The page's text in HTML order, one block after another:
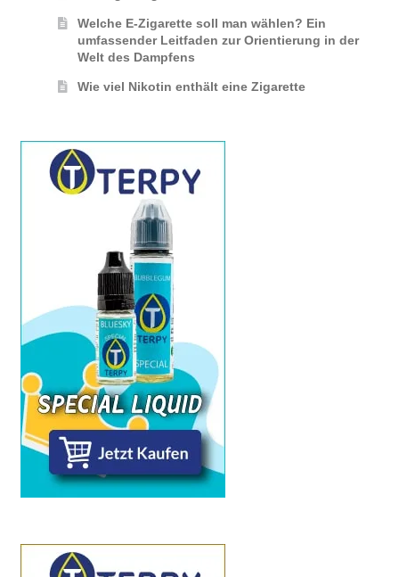
Welche E-Zigarette soll man wählen? Ein
umfassender Leitfaden zur Orientierung in der
Welt des Dampfens
Wie viel Nikotin enthält eine Zigarette